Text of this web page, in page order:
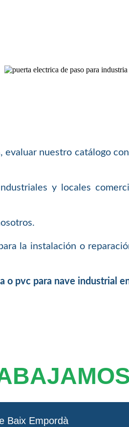
nuestro catálogo
y locales
la instalación o
o pvc para nave industrial
Baix Empordà